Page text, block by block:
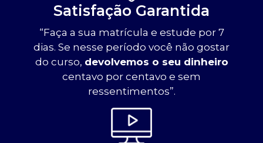
Satisfação Garantida
“Faça a sua matrícula e estude por 7
dias. Se nesse período você não gostar
do curso, devolvemos o seu dinheiro
centavo por centavo e sem
ressentimentos”.